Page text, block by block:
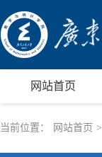
网站首页
当前位置： 网站首页 >